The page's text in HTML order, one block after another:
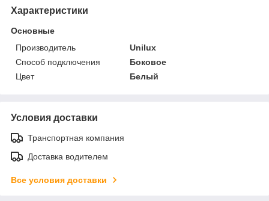
Характеристики
Основные
Производитель
Unilux
Способ подключения
Боковое
Цвет
Белый
Условия доставки
Транспортная компания
Доставка водителем
Все условия доставки